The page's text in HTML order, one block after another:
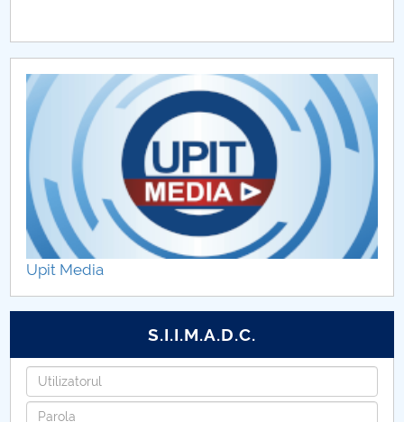
Upit Media
S.I.I.M.A.D.C.
Utilizatorul
Parola